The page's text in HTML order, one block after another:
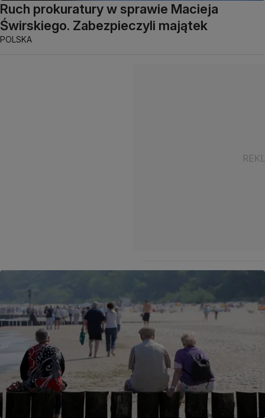
Ruch prokuratury w sprawie Macieja
Świrskiego. Zabezpieczyli majątek
POLSKA